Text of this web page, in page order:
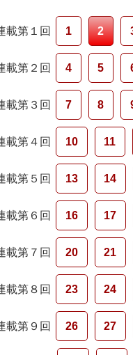
載第１回 1 2
載第２回 4 5
載第３回 7 8
載第４回 10 11
載第５回 13 14
載第６回 16 17
載第７回 20 21
載第８回 23 24
載第９回 26 27